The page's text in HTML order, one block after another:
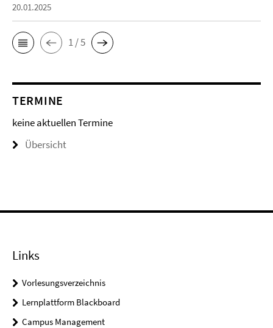
20.01.2025
1 / 5
TERMINE
keine aktuellen Termine
Übersicht
Links
Vorlesungsverzeichnis
Lernplattform Blackboard
Campus Management